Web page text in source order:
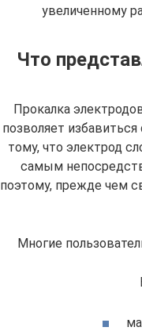
увеличенному
Что
Прокалка
позволяет
тому, что электрод
самым
поэтому, прежде чем
Многие